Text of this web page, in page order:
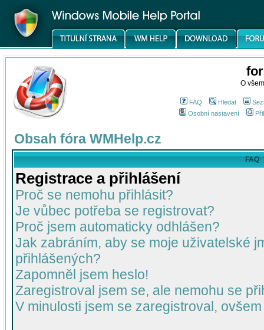
O
FAQ Hledat
Osobní nastavení
Obsah fóra WMHelp.cz
FAQ
Registrace a přihlášení
Proč se nemohu přihlásit?
Je vůbec potřeba se registrovat?
Proč jsem automaticky odhlášen?
Jak zabráním, aby se moje uživatelské
přihlášených?
Zapomněl jsem heslo!
Zaregistroval jsem se, ale nemohu se
V minulosti jsem se zaregistroval,